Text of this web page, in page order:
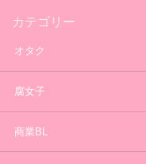
カテゴリー
オタク
腐女子
商業BL